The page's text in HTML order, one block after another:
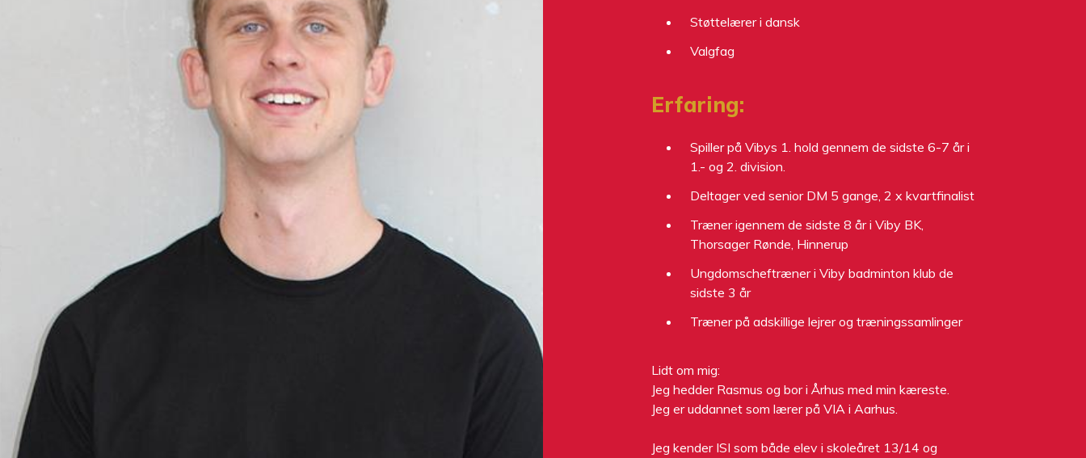
Støttelærer i dansk
Valgfag
Erfaring:
Spiller på Vibys 1. hold gennem de sidste 6-7 år i
1.- og 2. division.
Deltager ved senior DM 5 gange, 2 x kvartfinalist
Træner igennem de sidste 8 år i Viby BK,
Thorsager Rønde, Hinnerup
Ungdomscheftræner i Viby badminton klub de
sidste 3 år
Træner på adskillige lejrer og træningssamlinger
Lidt om mig:
Jeg hedder Rasmus og bor i Århus med min kæreste.
Jeg er uddannet som lærer på VIA i Aarhus.
Jeg kender ISI som både elev i skoleåret 13/14 og